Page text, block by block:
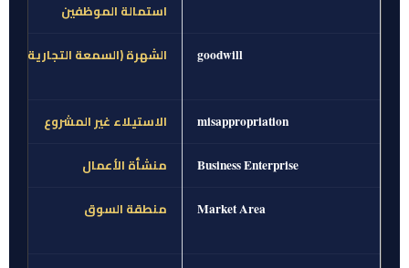
استمالة الموظفين
goodwill الشهرة (السمعة التجارية)
misappropriation الاستيلاء غير المشروع
Business Enterprise منشأة الأعمال
Market Area منطقة السوق